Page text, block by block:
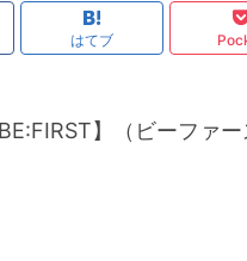
はてブ
】（ビーファ